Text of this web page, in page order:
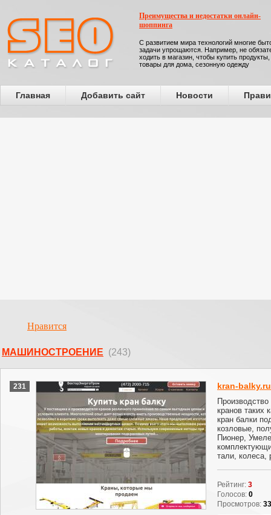
Преимущества и недостатки онлайн-
шоппинга
С развитием мира технологий многие
задачи упрощаются. Например, не
ходить в магазин, чтобы купить продукты,
товары для дома, сезонную одежду
Главная Добавить сайт Новости
Нравится
МАШИНОСТРОЕНИЕ (243)
231 kran-balky.ru
кранов таких
кран балки
козловые,
Пионер,
тали, колеса,
Рейтинг: 3
Голосов: 0
Просмотров: